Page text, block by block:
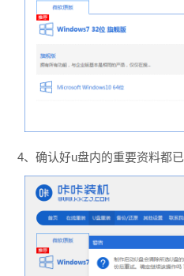
4、确认好u盘内的重要资料都